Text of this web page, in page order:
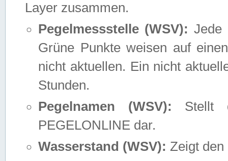
Layer zusammen.
Pegelmessstelle (WSV): Jede
Grüne Punkte weisen auf
nicht aktuellen. Ein nicht
Stunden.
Pegelnamen (WSV): Stellt
PEGELONLINE dar.
Wasserstand (WSV): Zeigt den